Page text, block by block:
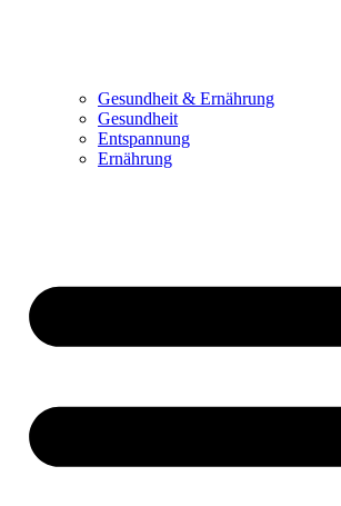
Gesundheit & Ernährung
Gesundheit
Entspannung
Ernährung